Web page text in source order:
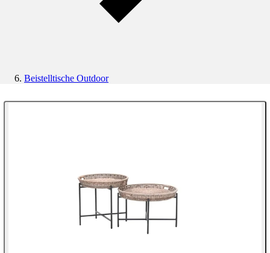
Beistelltische Outdoor